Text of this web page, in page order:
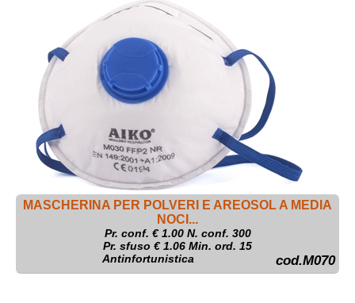
MASCHERINA PER POLVERI E AREOSOL A MEDIA
NOCI...
Pr. conf. €1.00N. conf. 300
Pr. sfuso € 1.06 Min. ord. 15
Antinfortunistica
cod.M070